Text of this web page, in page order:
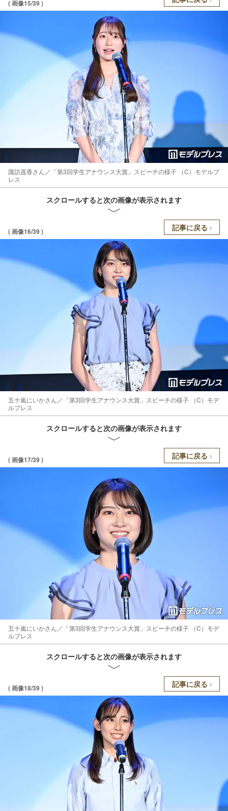
( 画像15/39 )
諏訪遥香さん／「第3回学生アナウンス大賞」スピーチの様子 （C）モデルプ
レス
スクロールすると次の画像が表示されます
( 画像16/39 ) 記事に戻る
五十嵐にいかさん／「第3回学生アナウンス大賞」スピーチの様子 （C）モデ
ルプレス
スクロールすると次の画像が表示されます
( 画像17/39 ) 記事に戻る
五十嵐にいかさん／「第3回学生アナウンス大賞」スピーチの様子 （C）モデ
ルプレス
スクロールすると次の画像が表示されます
( 画像18/39 ) 記事に戻る